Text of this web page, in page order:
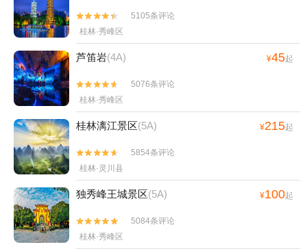


5105条评论
桂林·秀峰区
芦笛岩(4A) ¥45起


5076条评论
桂林·秀峰区
桂林漓江景区(5A) ¥215起


5854条评论
桂林·灵川县
独秀峰王城景区(5A) ¥100起


5084条评论
桂林·秀峰区